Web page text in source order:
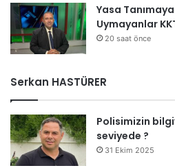
Yasa
Uymayanlar
20 saat önce
Serkan HASTÜRER
Polisimizin
seviyede ?
31 Ekim 2025